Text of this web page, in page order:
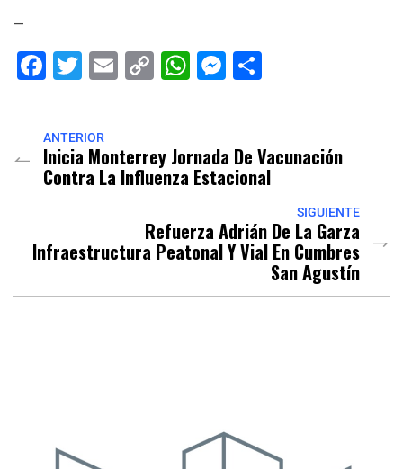
—
Facebook
Twitter
EmailCopyWhatsApp
Messenger
ANTERIOR
Inicia Monterrey Jornada De Vacunación
Contra La Influenza Estacional
SIGUIENTE
Refuerza Adrián De La Garza
Infraestructura Peatonal Y Vial En Cumbres
San Agustín